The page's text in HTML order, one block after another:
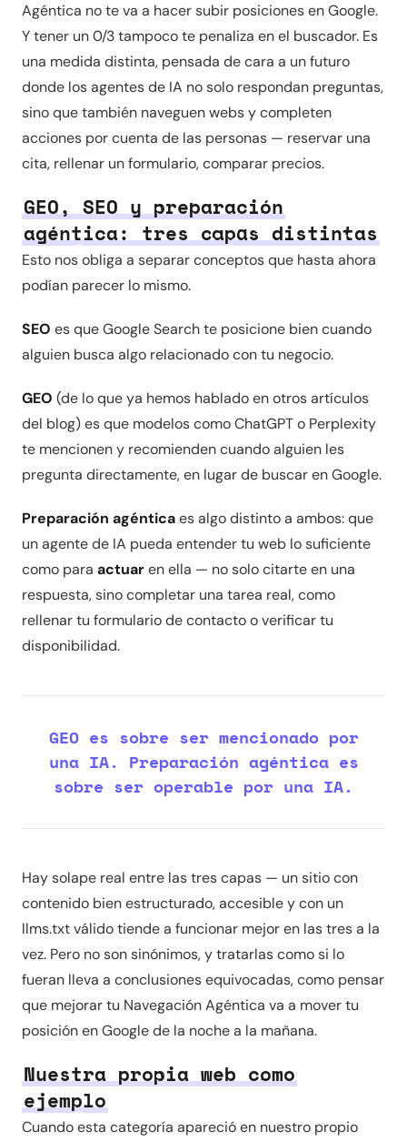
Agéntica no te va a hacer subir posiciones en Google.
Y tener un 0/3 tampoco te penaliza en el buscador. Es
una medida distinta, pensada de cara a un futuro
donde los agentes de IA no solo respondan preguntas,
sino que también naveguen webs y completen
acciones por cuenta de las personas — reservar una
cita, rellenar un formulario, comparar precios.
GEO, SEO y preparación
agéntica: tres capas distintas
Esto nos obliga a separar conceptos que hasta ahora
podían parecer lo mismo.
SEO es que Google Search te posicione bien cuando
alguien busca algo relacionado con tu negocio.
GEO (de lo que ya hemos hablado en otros artículos
del blog) es que modelos como ChatGPT o Perplexity
te mencionen y recomienden cuando alguien les
pregunta directamente, en lugar de buscar en Google.
Preparación agénticaes algo distinto a ambos: que
un agente de IA pueda entender tu web lo suficiente
como para actuaren ella — no solo citarte en una
respuesta, sino completar una tarea real, como
rellenar tu formulario de contacto o verificar tu
disponibilidad.
GEO es sobre ser mencionado por
una IA. Preparación agéntica es
sobre ser operable por una IA.
Hay solape real entre las tres capas — un sitio con
contenido bien estructurado, accesible y con un
llms.txt válido tiende a funcionar mejor en las tres a la
vez. Pero no son sinónimos, y tratarlas como si lo
fueran lleva a conclusiones equivocadas, como pensar
que mejorar tu Navegación Agéntica va a mover tu
posición en Google de la noche a la mañana.
Nuestra propia web como
ejemplo
Cuando esta categoría apareció en nuestro propio